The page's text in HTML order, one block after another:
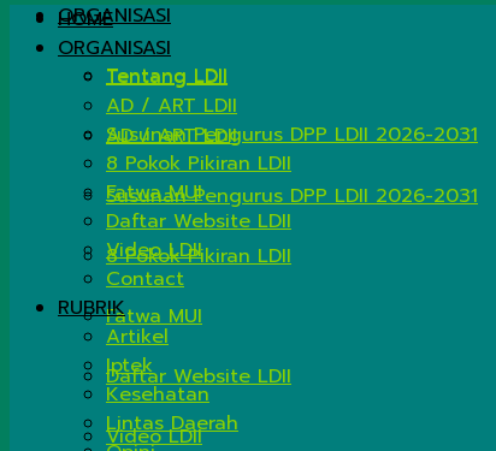
ORGANISASI
Tentang LDII
AD / ART LDII
Susunan Pengurus DPP LDII 2026-2031
8 Pokok Pikiran LDII
Fatwa MUI
Daftar Website LDII
Video LDII
HOME
ORGANISASI
Tentang LDII
AD / ART LDII
Susunan Pengurus DPP LDII 2026-2031
8 Pokok Pikiran LDII
Fatwa MUI
Daftar Website LDII
Video LDII
Contact
RUBRIK
Artikel
Iptek
Kesehatan
Lintas Daerah